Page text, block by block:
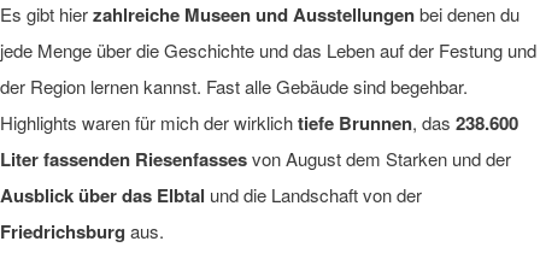
Es gibt hierzahlreiche Museen und Ausstellungenbei denen du
jede Menge über die Geschichte und das Leben auf der Festung und
der Region lernen kannst. Fast alle Gebäude sind begehbar.
Highlights waren für mich der wirklichtiefe Brunnen, das 238.600
Liter fassenden Riesenfassesvon August dem Starken und der
Ausblick über das Elbtal und die Landschaft von der
Friedrichsburg aus.